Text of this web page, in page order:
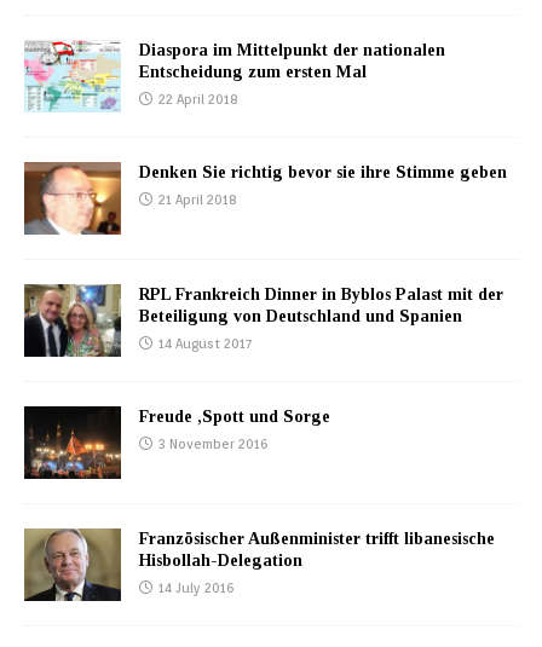
Diaspora im Mittelpunkt der nationalen
Entscheidung zum ersten Mal
22 April 2018
Denken Sie richtig bevor sie ihre Stimme geben
21 April 2018
RPL Frankreich Dinner in Byblos Palast mit der
Beteiligung von Deutschland und Spanien
14 August 2017
Freude ,Spott und Sorge
3 November 2016
Französischer Außenminister trifft libanesische
Hisbollah-Delegation
14 July 2016